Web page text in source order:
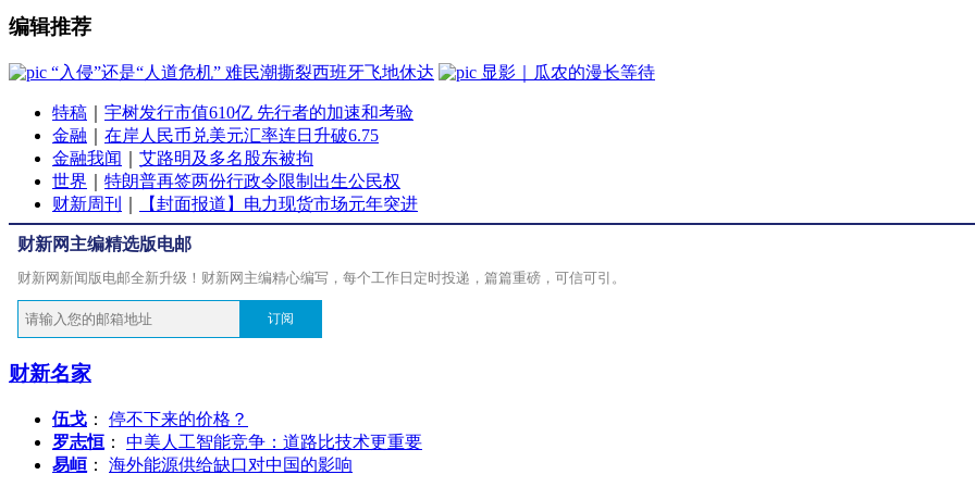
编辑推荐
“入侵”还是“人道危机” 难民潮撕裂西班牙飞地休达 显影｜瓜农的漫长等待
特稿
宇树发行市值610亿 先行者的加速和考验
金融
在岸人民币兑美元汇率连日升破6.75
金融我闻
艾路明及多名股东被拘
世界
特朗普再签两份行政令限制出生公民权
财新周刊
【封面报道】电力现货市场元年突进
财新网主编精选版电邮
财新网新闻版电邮全新升级！财新网主编精心编写，每个工作日定时投递，篇篇重磅，可信可引。
订阅
财新名家
伍戈 ： 停不下来的价格？
罗志恒 ： 中美人工智能竞争：道路比技术更重要
易峘 ： 海外能源供给缺口对中国的影响